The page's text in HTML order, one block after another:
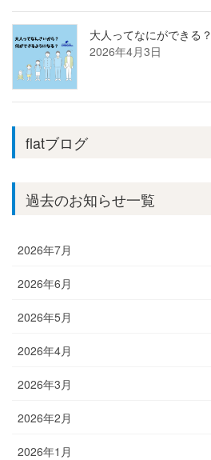
大人ってなにができる？
2026年4月3日
flatブログ
過去のお知らせ一覧
2026年7月
2026年6月
2026年5月
2026年4月
2026年3月
2026年2月
2026年1月